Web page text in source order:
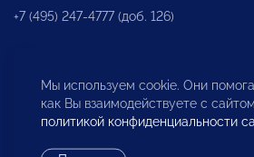
+7 (495) 247-4777 (доб. 126)
Бюро по защите прав
инвесторов
Мы используем cookie. Они
как Вы взаимодействуете с
политикой конфиденциальности